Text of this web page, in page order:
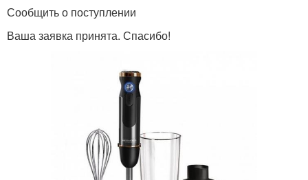
Сообщить о поступлении
Ваша заявка принята. Спасибо!